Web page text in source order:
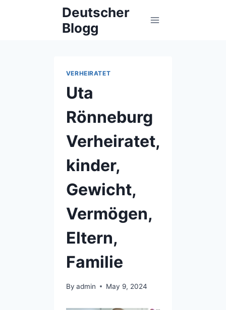
Deutscher
Blogg
VERHEIRATET
Uta
Rönneburg
Verheiratet,
kinder,
Gewicht,
Vermögen,
Eltern,
Familie
By admin May 9, 2024